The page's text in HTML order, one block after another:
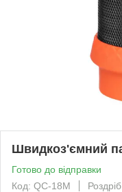
Швидкоз'ємний
Готово до відправки
Код: QC-18M
Роздріб